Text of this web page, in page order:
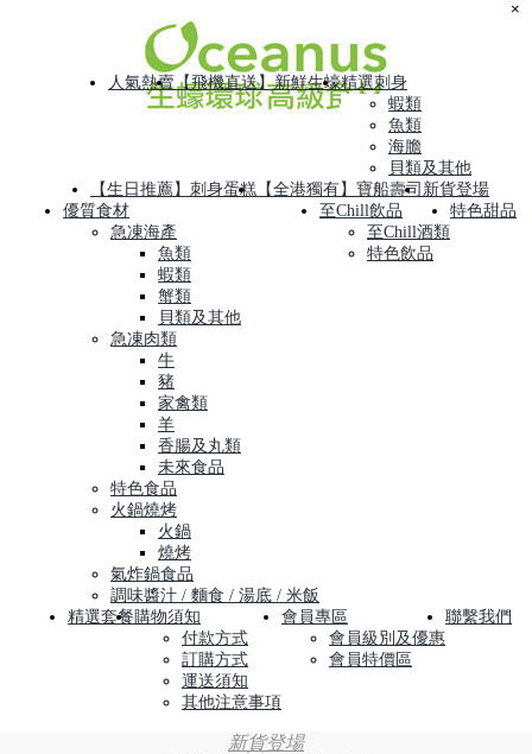
人氣熱賣【飛機直送】新鮮生蠔精選刺身
蝦類
魚類
海膽
貝類及其他
【生日推薦】刺身蛋糕 【全港獨有】寶船壽司 新貨登場
優質食材
急凍海產
魚類
蝦類
蟹類
貝類及其他
急凍肉類
牛
豬
家禽類
羊
香腸及丸類
未來食品
特色食品
火鍋燒烤
火鍋
燒烤
氣炸鍋食品
調味醬汁 / 麵食 / 湯底 / 米飯
至Chill飲品
至Chill酒類
特色飲品
特色甜品
精選套餐購物須知
付款方式
訂購方式
運送須知
其他注意事項
會員專區
會員級別及優惠
會員特價區
聯繫我們
新貨登場
×